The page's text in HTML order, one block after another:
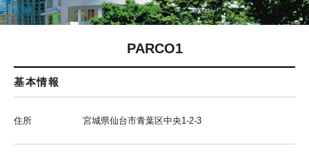
PARCO1
基本情報
住所 宮城県仙台市青葉区中央1-2-3